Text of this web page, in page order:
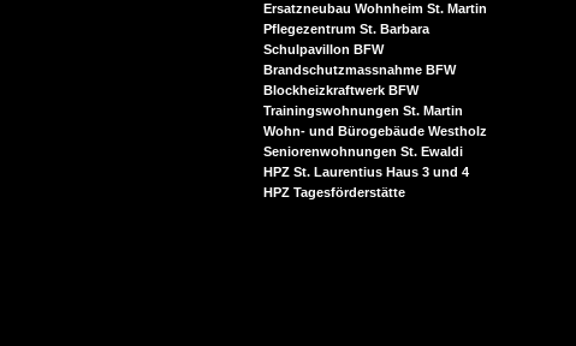
Ersatzneubau Wohnheim St. Martin
Pflegezentrum St. Barbara
Schulpavillon BFW
Brandschutzmassnahme BFW
Blockheizkraftwerk BFW
Trainingswohnungen St. Martin
Wohn- und Bürogebäude Westholz
Seniorenwohnungen St. Ewaldi
HPZ St. Laurentius Haus 3 und 4
HPZ Tagesförderstätte